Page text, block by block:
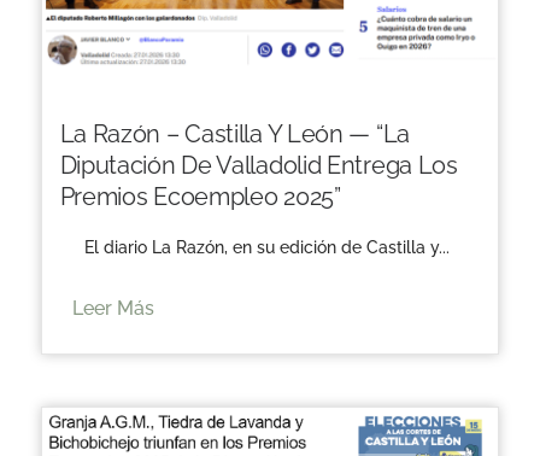
La Razón – Castilla Y León — “La
Diputación De Valladolid Entrega Los
Premios Ecoempleo 2025”
El diario La Razón, en su edición de Castilla y...
Leer Más